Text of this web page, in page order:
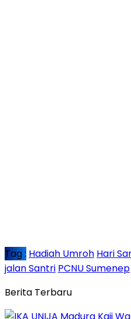
Tag : Hadiah Umroh Hari
jalan Santri PCNU Sumenep
Berita Terbaru